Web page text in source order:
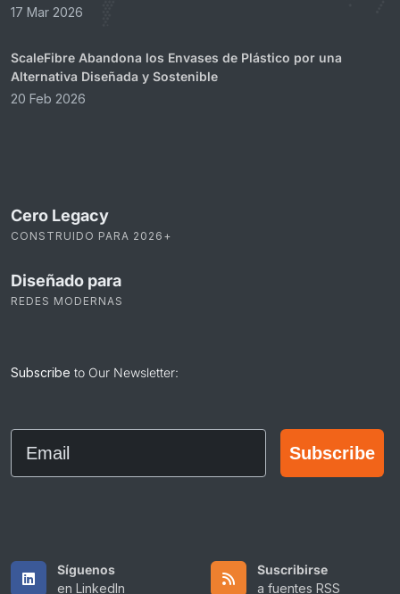
17 Mar 2026
ScaleFibre Abandona los Envases de Plástico por una
Alternativa Diseñada y Sostenible
20 Feb 2026
Cero Legacy
CONSTRUIDO PARA 2026+
Diseñado para
REDES MODERNAS
Subscribe to Our Newsletter:
Email
Subscribe
Síguenos
en LinkedIn
Suscribirse
a fuentes RSS